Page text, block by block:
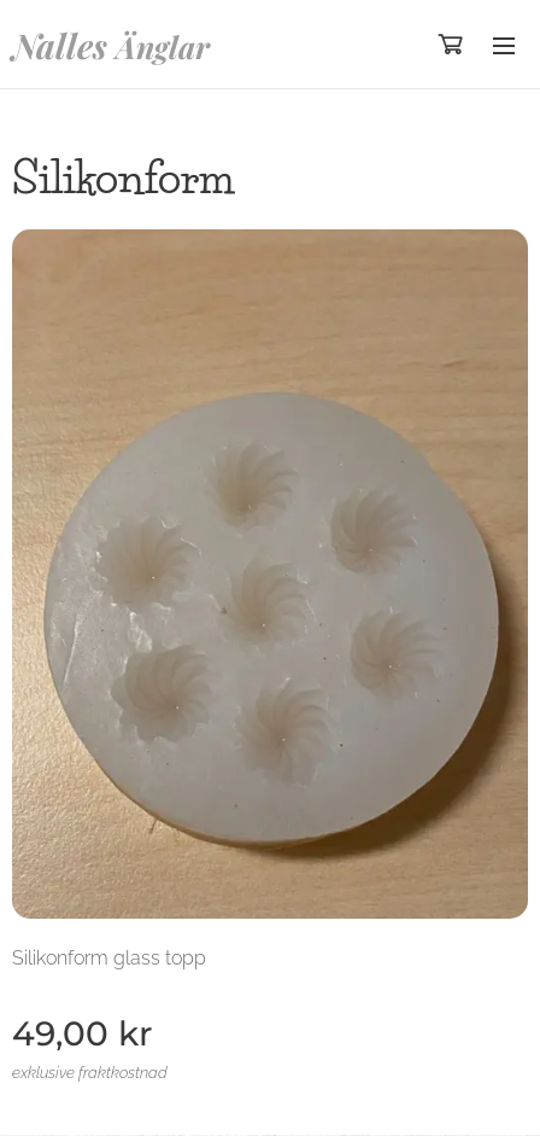
Nalles Änglar
Silikonform
Silikonform glass topp
49,00 kr
exklusive fraktkostnad